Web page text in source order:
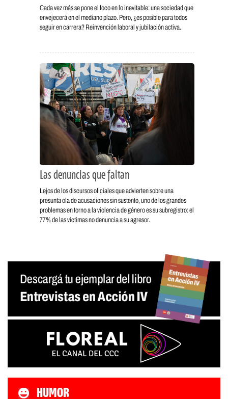
Cada vez más se pone el foco en lo inevitable: una sociedad que
envejecerá en el mediano plazo. Pero, ¿es posible para todos
seguir en carrera? Reinvención laboral y jubilación activa.
Las denuncias que faltan
Lejos de los discursos oficiales que advierten sobre una
presunta ola de acusaciones sin sustento, uno de los grandes
problemas en torno a la violencia de género es su subregistro: el
77% de las víctimas no denuncia a su agresor.
HUMOR